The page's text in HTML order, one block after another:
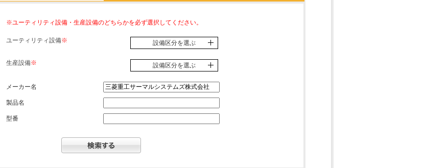
※ユーティリティ設備・生産設備のどちらかを必ず選択してください。
ユーティリティ設備※ 設備区分を選ぶ
生産設備※ 設備区分を選ぶ
メーカー名
製品名
型番